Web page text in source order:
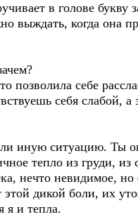
в голове букву
выждать, когда она
себе
себя слабой, а
иную ситуацию. Ты
тепло из груди,
нечто невидимое,
дикой боли, их
я и тепла.